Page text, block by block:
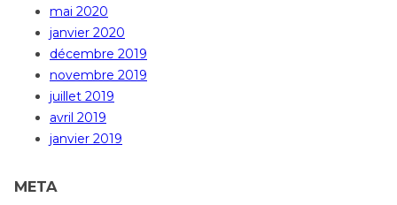
mai 2020
janvier 2020
décembre 2019
novembre 2019
juillet 2019
avril 2019
janvier 2019
META